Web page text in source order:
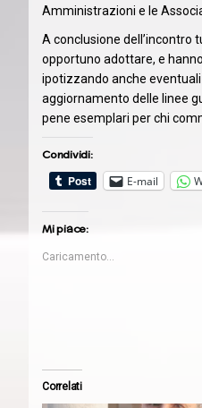
Amministrazioni e le
A conclusione
opportuno adottare, e
ipotizzando anche
aggiornamento delle linee
pene esemplari per chi
Condividi:
E-mail
Mi piace:
Caricamento...
Correlati